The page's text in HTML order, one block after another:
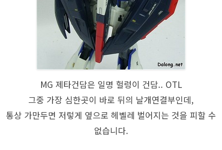
MG 제타건담은 일명 헐렁이 건담.. OTL
그중 가장 심한곳이 바로 뒤의 날개연결부인데,
통상 가만두면 저렇게 옆으로 헤벨레 벌어지는 것을 피할 수
없습니다.